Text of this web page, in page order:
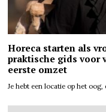
Horeca starten als
praktische gids voor
eerste omzet
Je hebt een locatie op het